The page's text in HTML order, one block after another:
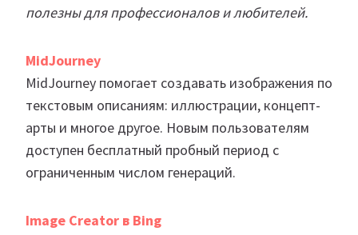
полезны для профессионалов и любителей.
MidJourney
MidJourney помогает создавать изображения по
текстовым описаниям: иллюстрации, концепт-
арты и многое другое. Новым пользователям
доступен бесплатный пробный период с
ограниченным числом генераций.
Image Creator в Bing